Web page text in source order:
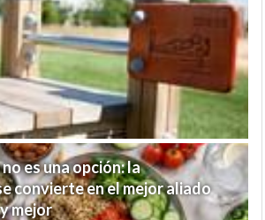
es una opción: la
convierte en el mejor aliado
mejor